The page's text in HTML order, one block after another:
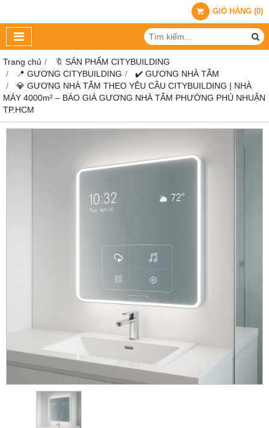
GIỎ HÀNG (0)
Trang chủ
🔖 SẢN PHẨM CITYBUILDING
📍 GƯƠNG CITYBUILDING
✔️ GƯƠNG NHÀ TẮM
💎 GƯƠNG NHÀ TẮM THEO YÊU CẦU CITYBUILDING | NHÀ
MÁY 4000m² – BÁO GIÁ GƯƠNG NHÀ TẮM PHƯỜNG PHÚ NHUẬN
TP.HCM